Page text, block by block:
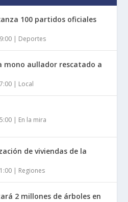
100 partidos oficiales
| Deportes
mono aullador rescatado a
| Local
| En la mira
de viviendas de la
| Regiones
2 millones de árboles en